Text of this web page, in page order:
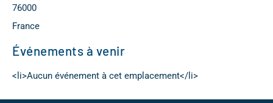
76000
France
Événements à venir
<li>Aucun événement à cet emplacement</li>